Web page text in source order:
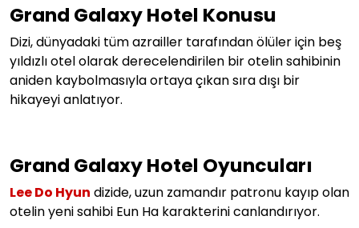
Grand Galaxy Hotel Konusu
Dizi, dünyadaki tüm azrailler tarafındanölüler için beş
yıldızlı otel olarak derecelendirilen bir otelin sahibinin
aniden kaybolmasıyla ortaya çıkan sıra dışı bir
hikayeyi anlatıyor.
Grand Galaxy Hotel Oyuncuları
Lee Do Hyun dizide,uzun zamandır patronu kayıp olan
otelin yeni sahibi Eun Ha karakterini canlandırıyor.